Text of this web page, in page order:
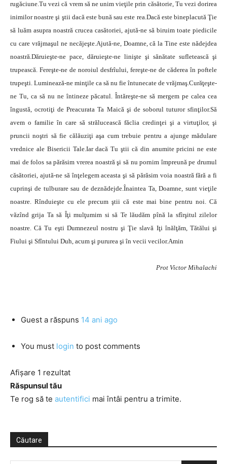
rugăciune.Tu vezi că vrem să ne unim vieţile prin căsătorie, Tu vezi dorirea
inimilor noastre şi ştii dacă este bună sau este rea.Dacă este bineplacută Ţie
să luăm asupra noastră crucea casătoriei, ajută-ne să biruim toate piedicile
cu care vrăjmaşul ne necăjeşte.Ajută-ne, Doamne, că la Tine este nădejdea
noastră.Dăruieşte-ne pace, dăruieşte-ne linişte şi sănătate sufletească şi
trupească. Fereşte-ne de noroiul desfrîului, fereşte-ne de căderea în poftele
trupeşti. Luminează-ne minţile ca să nu fie întunecate de vrăjmaş.Curăţeşte-
ne Tu, ca să nu ne întineze păcatul. Întăreşte-ne să mergem pe calea cea
îngustă, ocrotiţi de Preacurata Ta Maică şi de soborul tuturor sfinţilor.Să
avem o familie în care să strălucească făclia credinţei şi a virtuţilor, şi
pruncii noştri să fie călăuziţi aşa cum trebuie pentru a ajunge mădulare
vrednice ale Bisericii Tale.Iar dacă Tu ştii că din anumite pricini ne este
mai de folos sa părăsim vrerea noastră şi să nu pornim împreună pe drumul
căsătoriei, ajută-ne să înţelegem aceasta şi să părăsim voia noastră fără a fi
cuprinşi de tulburare sau de deznădejde.Înaintea Ta, Doamne, sunt vieţile
noastre. Rînduieşte cu ele precum ştii că este mai bine pentru noi. Că
văzînd grija Ta să Îţi mulţumim si să Te lăudăm pînă la sfîrşitul zilelor
noastre. Că Tu eşti Dumnezeul nostru şi Ţie slavă Iţi înălţăm, Tătălui şi
Fiului şi Sfîntului Duh, acum şi pururea şi în vecii vecilor.Amin
Prot Victor Mihalachi
Guest a răspuns 14 ani ago
You must login to post comments
Afișare 1 rezultat
Răspunsul tău
Te rog să te autentifici mai întâi pentru a trimite.
Căutare